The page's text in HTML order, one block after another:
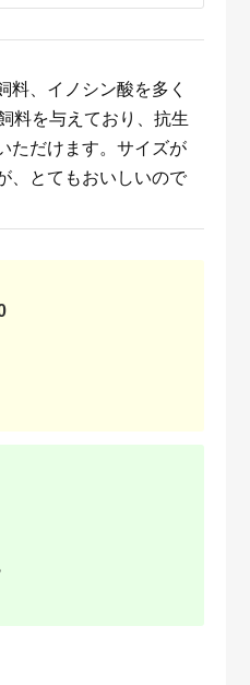
料、イノシン酸を多く
料を与えており、抗生
ただけます。サイズが
、とてもおいしいので